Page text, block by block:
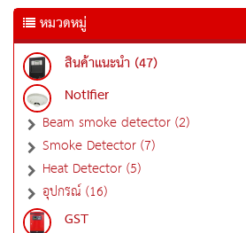
หมวดหมู่
สินค้าแนะนำ (47)
Notifier
Beam smoke detector (2)
Smoke Detector (7)
Heat Detector (5)
อุปกรณ์ (16)
GST